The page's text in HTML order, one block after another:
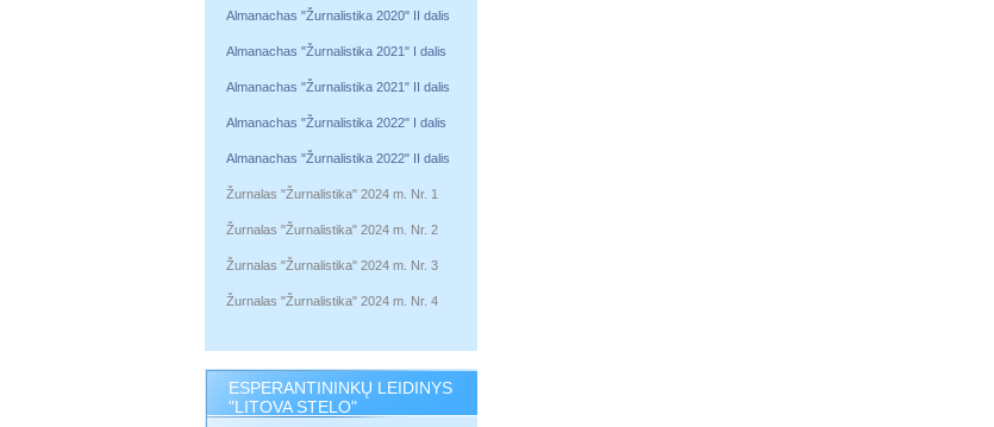
Almanachas "Žurnalistika 2020" II dalis
Almanachas "Žurnalistika 2021" I dalis
Almanachas "Žurnalistika 2021" II dalis
Almanachas "Žurnalistika 2022" I dalis
Almanachas "Žurnalistika 2022" II dalis
Žurnalas "Žurnalistika" 2024 m. Nr. 1
Žurnalas "Žurnalistika" 2024 m. Nr. 2
Žurnalas "Žurnalistika" 2024 m. Nr. 3
Žurnalas "Žurnalistika" 2024 m. Nr. 4
ESPERANTININKŲ LEIDINYS
"LITOVA STELO"